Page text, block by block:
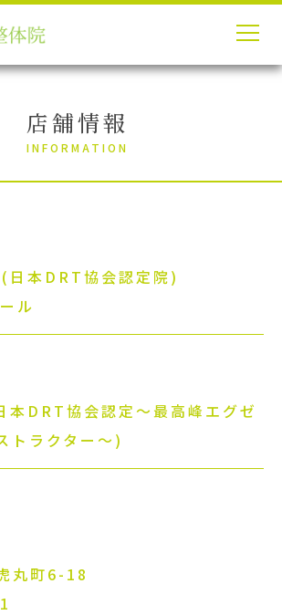
店舗情報
INFORMATION
日本DRT協会認定院)
ル
DRT協会認定〜最高峰エグゼ
トラクター〜)
丸町6-18